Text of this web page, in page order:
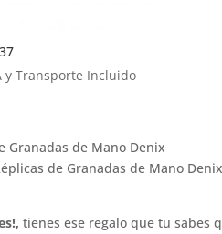
y Transporte Incluido
Granadas de Mano Denix
de Granadas de Mano
tienes ese regalo que tu sabes